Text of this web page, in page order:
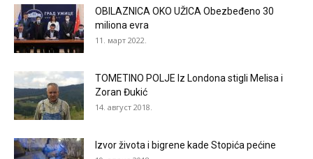
OBILAZNICA OKO UŽICA Obezbeđeno 30
miliona evra
11. март 2022.
TOMETINO POLJE Iz Londona stigli Melisa i
Zoran Đukić
14. август 2018.
Izvor života i bigrene kade Stopića pećine